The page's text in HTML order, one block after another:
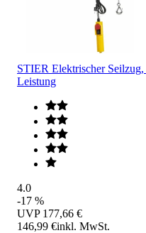
STIER Elektrischer
Leistung
4.0
-17 %
UVP 177,66 €
146,99 €inkl. MwSt.